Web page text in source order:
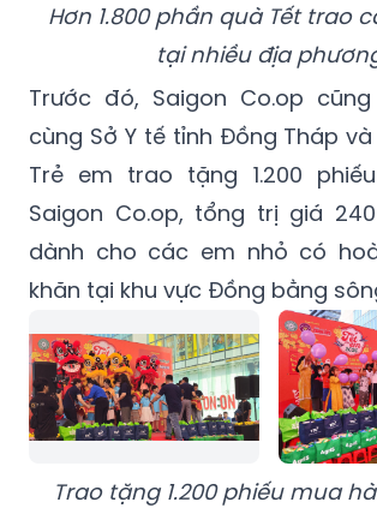
Hơn 1.800 phần quà Tết trao
tại nhiều địa
Trước đó, Saigon Co.op
cùng Sở Y tế tỉnh Đồng Tháp
Trẻ em trao tặng 1.200
Saigon Co.op, tổng trị giá
dành cho các em nhỏ có
khăn tại khu vực Đồng bằng
Trao tặng 1.200 phiếu mua